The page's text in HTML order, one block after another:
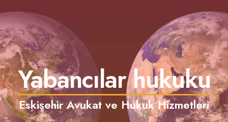
ANA SAYFA
HAKKIMIZDA
EKIBIMIZ
ÇALIŞMA ALANLARIMIZ
HUKUK BÜLTENI
Yabancılar hukuku
Eskişehir Avukat ve Hukuk Hizmetleri